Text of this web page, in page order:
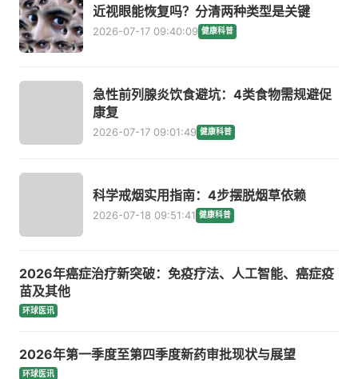
近视眼能恢复吗？分清两种类型是关键
2026-07-17 09:40:09 健康科普
急性前列腺炎饮食避坑：4类食物需规避促
康复
2026-07-17 09:01:49 健康科普
科学戒烟实用指南：4步摆脱烟草依赖
2026-07-18 09:51:41 健康科普
2026年癌症治疗新突破：免疫疗法、人工智能、癌症疫
苗及其他
环球医讯
2026年第一季度至第四季度新药审批现状与展望
环球医讯